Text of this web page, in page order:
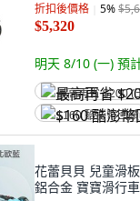
折扣後價格 5%
$5,320
明天 8/10 (一) 預
最高再省 $200 (
$160 酷澎幣回饋
花蕾貝貝 兒童滑
鋁合金 寶寶滑行